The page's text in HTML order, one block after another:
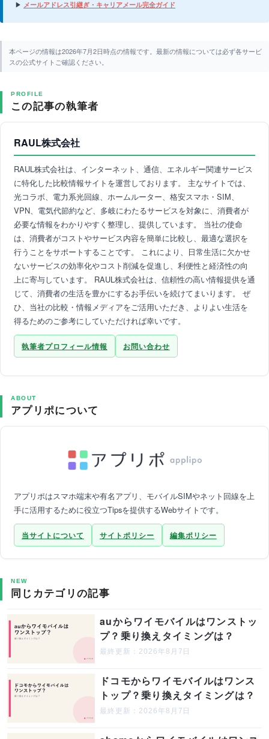
▶ メールアドレス引継ぎ・キャリアメール完全ガイド
本ページの情報は2026年7月2日時点の情報です。最新の情報については必ず各サービ
スの公式サイトご確認ください。
PROFILE
この記事の執筆者
RAUL株式会社
RAUL株式会社は、インターネット、通信、エネルギー関連サービス
に特化した比較情報サイトを運営しております。 主なサイトでは、
光コラボ、電力系光回線、ホームルーター、格安スマホ・SIM、
VPN、電気代節約など、多岐にわたるサービスを対象に、消費者が
必要な情報をわかりやすく整理し、提供しています。 当社の使命
は、消費者がコストやサービス内容を簡単に比較し、最適な選択を
行うことをサポートすることです。 これにより、日常生活に欠かせ
ないサービスの効率化やコスト削減を促進し、利便性と経済性の向
上に寄与しています。 RAUL株式会社は、信頼性の高い情報提供を通
じて、消費者の生活を豊かにするお手伝いを続けてまいります。 ぜ
ひ、当社の比較・情報メディアをご活用いただき、よりよい生活を
得るためのご参考にしていただければ幸いです。
執筆者プロフィール情報 お問い合わせ
ABOUT
アプリポについて
アプリポはスマホ端末や有名アプリ、モバイルSIMやネット回線を上
手に活用するために役立つTipsを提供するWebサイトです。
当サイトについて サイトポリシー 編集ポリシー
NEW
同じカテゴリの記事
auからワイモバイルはワンストッ
プ？乗り換えタイミングは？
最終更新：2026年8月7日
ドコモからワイモバイルはワンス
トップ？乗り換えタイミングは？
最終更新：2026年8月7日